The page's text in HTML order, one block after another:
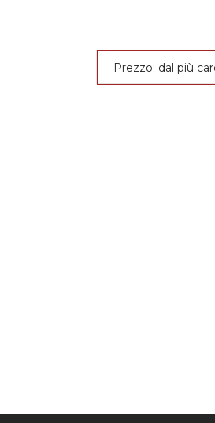
Prezzo: dal più